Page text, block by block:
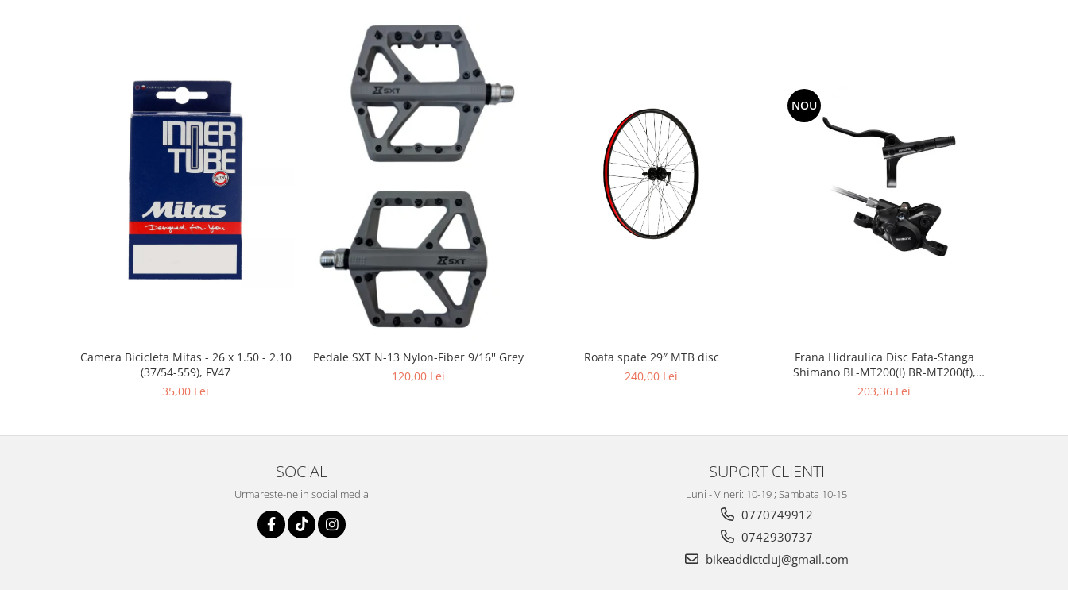
Camera Bicicleta Mitas - 26 x 1.50 - 2.10
(37/54-559), FV47
35,00 Lei
Pedale SXT N-13 Nylon-Fiber 9/16'' Grey
120,00 Lei
Roata spate 29″ MTB disc
240,00 Lei
NOU
Frana Hidraulica Disc Fata-Stanga
Shimano BL-MT200(l) BR-MT200(f),
Conducta 1000mm
203,36 Lei
SOCIAL
Urmareste-ne in social media
SUPORT CLIENTI
Luni - Vineri: 10-19 ; Sambata 10-15
0770749912
0742930737
bikeaddictcluj@gmail.com